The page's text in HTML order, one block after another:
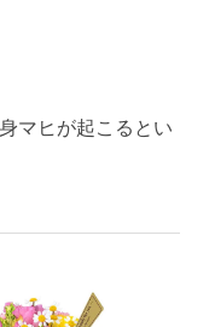
マヒが起こるとい